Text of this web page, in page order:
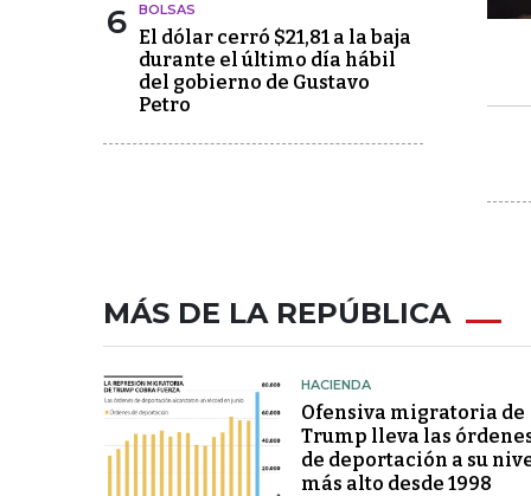
6 BOLSAS
El dólar cerró $21,81 a la baja
durante el último día hábil
del gobierno de Gustavo
Petro
MÁS DE LA REPÚBLICA
HACIENDA
Ofensiva migratoria de
Trump lleva las
de deportación a su
más alto desde 1998